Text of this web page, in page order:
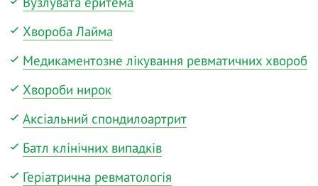
Хвороба Лайма
Медикаментозне лікування ревматичних хвороб
Хвороби нирок
Аксіальний спондилоартрит
Батл клінічних випадків
Геріатрична ревматологія